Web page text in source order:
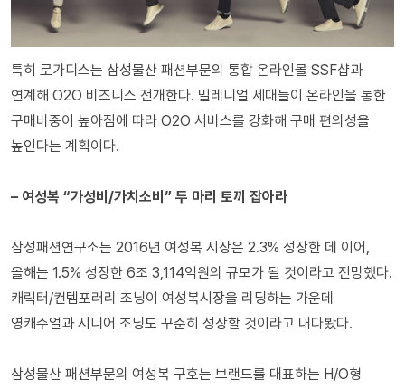
특히 로가디스는 삼성물산 패션부문의 통합 온라인몰 SSF샵과
연계해 O2O 비즈니스 전개한다. 밀레니얼 세대들이 온라인을 통한
구매비중이 높아짐에 따라 O2O 서비스를 강화해 구매 편의성을
높인다는 계획이다.
– 여성복 “가성비/가치소비” 두 마리 토끼 잡아라
삼성패션연구소는 2016년 여성복 시장은 2.3% 성장한 데 이어,
올해는 1.5% 성장한 6조 3,114억원의 규모가 될 것이라고 전망했다.
캐릭터/컨템포러리 조닝이 여성복시장을 리딩하는 가운데
영캐주얼과 시니어 조닝도 꾸준히 성장할 것이라고 내다봤다.
삼성물산 패션부문의 여성복 구호는 브랜드를 대표하는 H/O형